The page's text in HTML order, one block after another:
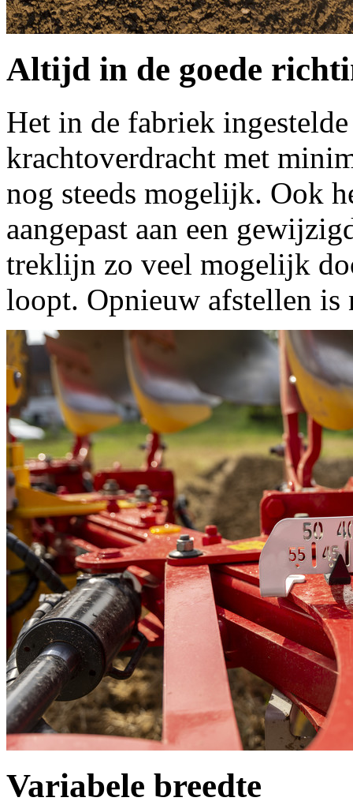
Altijd in de goede
Het in de fabriek
krachtoverdracht met
nog steeds mogelijk. Ook
aangepast aan een
treklijn zo veel mogelijk
loopt. Opnieuw afstellen is
Variabele breedte